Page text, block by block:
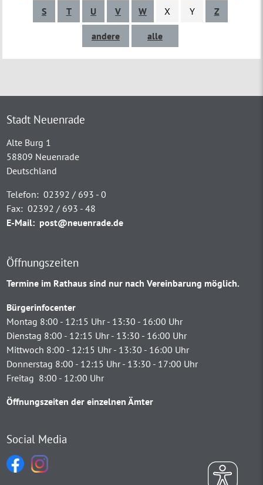
alle
S T U V W X Y Z
andere
Stadt Neuenrade
Alte Burg 1
58809 Neuenrade
Deutschland
Telefon: 02392 / 693 - 0
Fax: 02392 / 693 - 48
E-Mail: post@neuenrade.de
Öffnungszeiten
Termine im Rathaus sind nur nach Vereinbarung möglich.
Bürgerinfocenter
Montag 8:00 - 12:15 Uhr - 13:30 - 16:00 Uhr
Dienstag 8:00 - 12:15 Uhr - 13:30 - 16:00 Uhr
Mittwoch 8:00 - 12:15 Uhr - 13:30 - 16:00 Uhr
Donnerstag 8:00 - 12:15 Uhr - 13:30 - 17:00 Uhr
Freitag 8:00 - 12:00 Uhr
Öffnungszeiten der einzelnen Ämter
Social Media